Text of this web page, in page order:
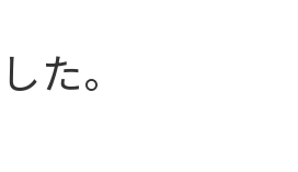
した。